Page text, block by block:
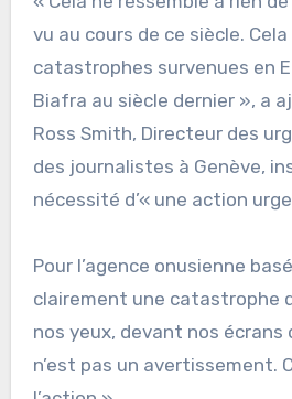
vu au cours de ce siècle.
catastrophes survenues en
Biafra au siècle dernier », a
Ross Smith, Directeur des
des journalistes à Genève,
nécessité d’« une action
Pour l’agence onusienne
clairement une catastrophe
nos yeux, devant nos écrans
n’est pas un avertissement.